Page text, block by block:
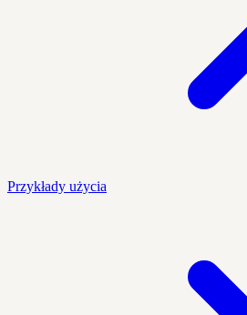
Przykłady użycia